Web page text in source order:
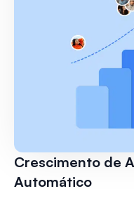
Crescimento de
Automático